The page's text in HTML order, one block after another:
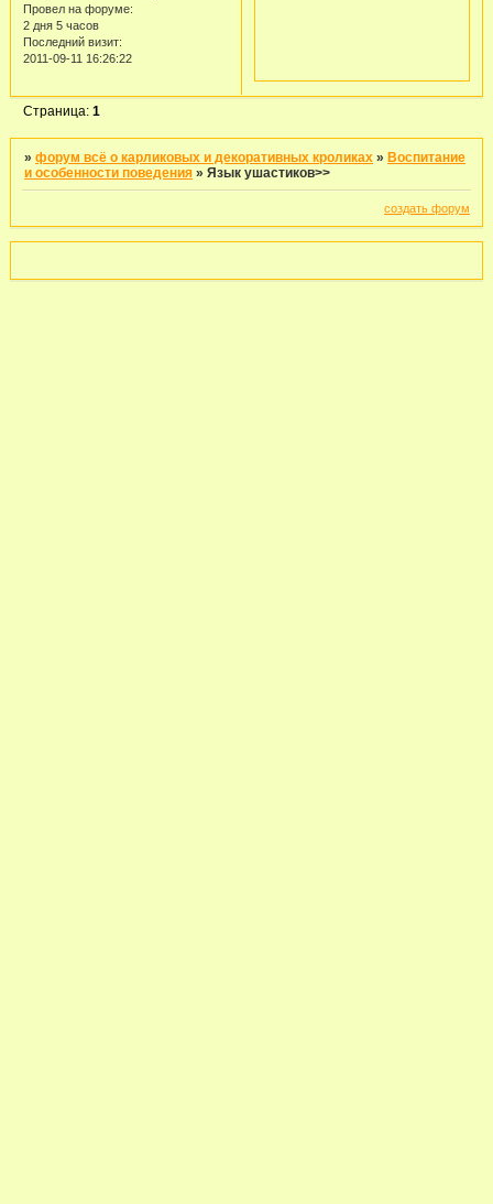
Провел на форуме:
2 дня 5 часов
Последний визит:
2011-09-11 16:26:22
Страница:1
»форум всё о карликовых и декоративных кроликах » Воспитание
и особенности поведения »Язык ушастиков>>
создать форум